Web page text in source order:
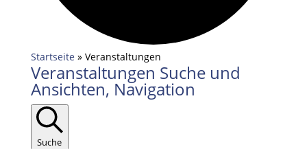
Startseite » Veranstaltungen
Veranstaltungen
für
25.08.2025
Veranstaltungen Suche und
Ansichten, Navigation
Suche